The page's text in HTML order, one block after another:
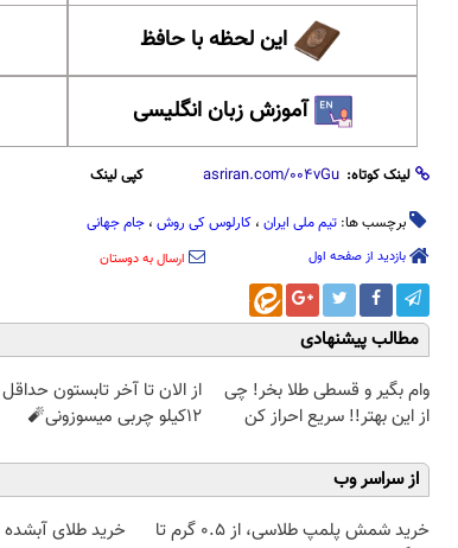
این لحظه با حافظ
آموزش زبان انگلیسی
لینک کوتاه: کپی لینک
برچسب ها: تیم ملی ایران ، کارلوس کی روش ، جام جهانی
بازدید از صفحه اول ارسال به دوستان
مطالب پیشنهادی
وام بگیر و قسطی طلا بخر! چی
از این بهتر!! سریع احراز کن
از الان تا آخر تابستون حداقل
12کیلو چربی میسوزونی🧨
از سراسر وب
خرید شمش پلمپ طلاسی، از ۰.۵ گرم تا
خرید طلای آبشده حتی با